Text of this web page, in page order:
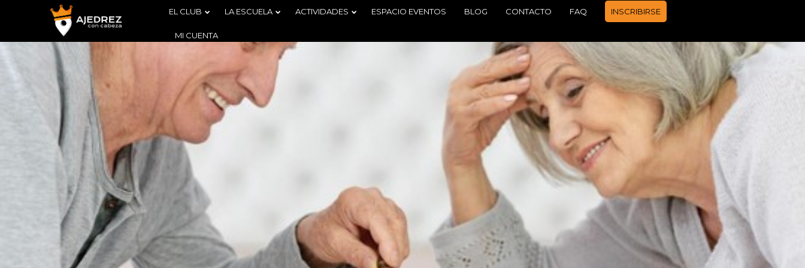
4 29 2
EL CLUB LA ESCUELA ACTIVIDADES ESPACIO EVENTOS BLOG CONTACTO FAQ INSCRIBIRSE
MI CUENTA